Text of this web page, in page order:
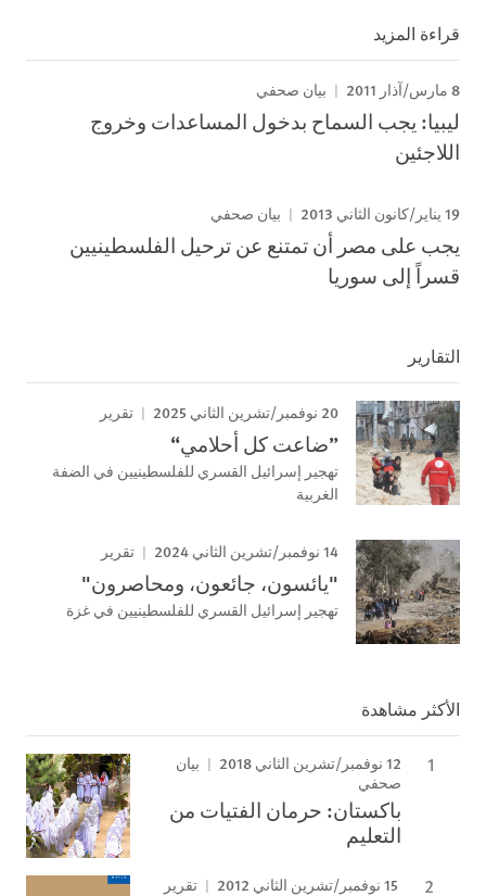
قراءة المزيد
8 مارس/آذار 2011 بيان صحفي
ليبيا: يجب السماح بدخول المساعدات وخروج
اللاجئين
19 يناير/كانون الثاني 2013 بيان صحفي
يجب على مصر أن تمتنع عن ترحيل الفلسطينيين
قسراً إلى سوريا
التقارير
20 نوفمبر/تشرين الثاني 2025 تقرير
”ضاعت كل أحلامي“
تهجير إسرائيل القسري للفلسطينيين في الضفة
الغربية
14 نوفمبر/تشرين الثاني 2024 تقرير
"يائسون، جائعون، ومحاصرون"
تهجير إسرائيل القسري للفلسطينيين في غزة
الأكثر مشاهدة
12 نوفمبر/تشرين الثاني 2018
بيان
صحفي
باكستان: حرمان الفتيات من
التعليم
15 نوفمبر/تشرين الثاني 2012 تقرير